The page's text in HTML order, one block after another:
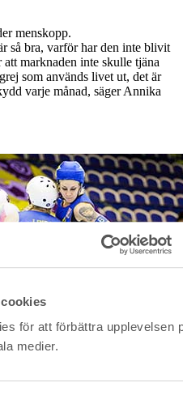
för att förbättra upplevelsen
medier.
menskopp.
så bra, varför har den inte blivit
marknaden inte skulle tjäna
som används livet ut, det är
varje månad, säger Annika